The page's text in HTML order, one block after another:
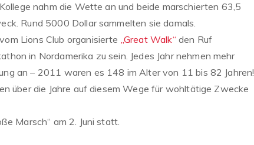
nahm die Wette an und beide marschierten 63,5
Rund 5000 Dollar sammelten sie damals.
Lions Club organisierte „Great Walk“ den Ruf
in Nordamerika zu sein. Jedes Jahr nehmen mehr
an – 2011 waren es 148 im Alter von 11 bis 82 Jahren!
über die Jahre auf diesem Wege für wohltätige Zwecke
Marsch“ am 2. Juni statt.